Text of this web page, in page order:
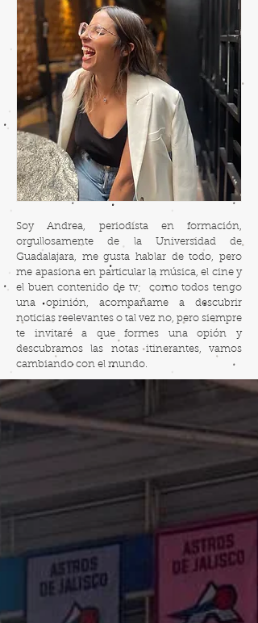
Soy Andrea, periodista en formación,
orgullosamente de la Universidad de
Guadalajara, me gusta hablar de todo, pero
me apasiona en particular la música, el cine y
el buen contenido de tv; como todos tengo
una opinión, acompañame a descubrir
noticias reelevantes o tal vez no, pero siempre
te invitaré a que formes una opión y
descubramos las notas itinerantes, vamos
cambiando con el mundo.